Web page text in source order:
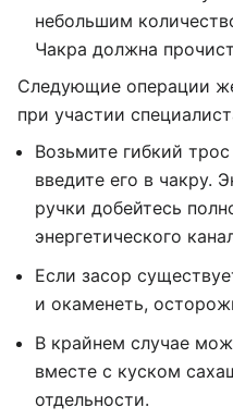
небольшим
Чакра должна
Следующие операции
при участии
Возьмите гибкий
введите его в чакру.
ручки добейтесь
энергетического
Если засор
и окаменеть,
В крайнем случае
вместе с куском
отдельности.